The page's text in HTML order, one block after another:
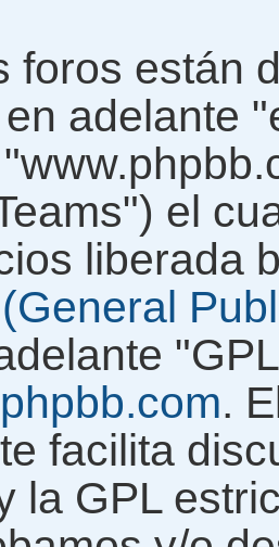
foros están
adelante
el
liberada
.
facilita
la GPL